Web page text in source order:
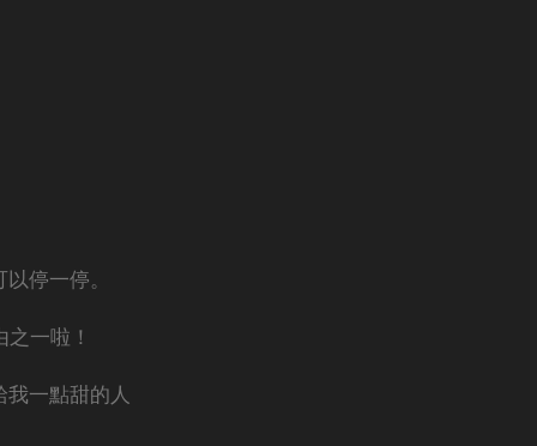
停一停。
一啦！
一點甜的人